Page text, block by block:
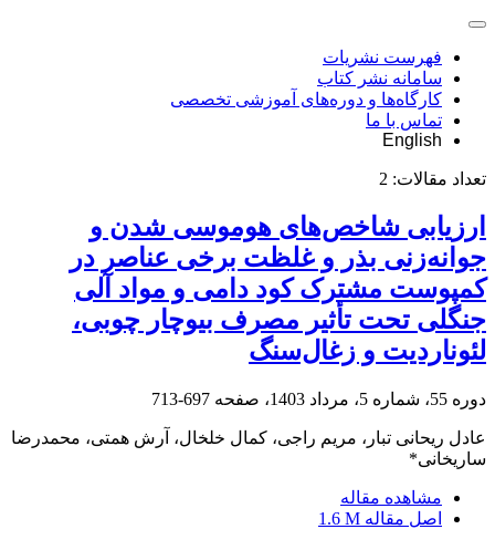
فهرست نشریات
سامانه نشر کتاب
کارگاه‌ها و دوره‌های آموزشی تخصصی
تماس با ما
English
تعداد مقالات: 2
ارزیابی شاخص‌های هوموسی شدن و
جوانه‌زنی بذر و غلظت برخی عناصر در
کمپوست مشترک کود دامی و مواد آلی
جنگلی تحت تأثیر مصرف بیوچار چوبی،
لئوناردیت و زغال‌سنگ
دوره 55، شماره 5، مرداد 1403، صفحه 697-713
عادل ریحانی تبار، مریم راجی، کمال خلخال، آرش همتی، محمدرضا
ساریخانی*
مشاهده مقاله
اصل مقاله 1.6 M